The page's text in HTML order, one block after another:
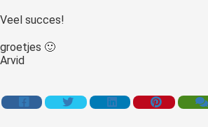
Veel succes!
groetjes 🙂
Arvid